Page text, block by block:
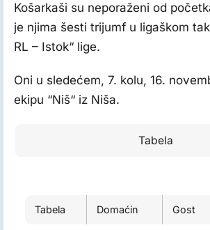
Košarkaši su neporaženi od
je njima šesti trijumf u ligaškom
RL – Istok“ lige.
Oni u sledećem, 7. kolu, 16.
ekipu “Niš“ iz Niša.
Tabela
Tabela Domaćin Gost